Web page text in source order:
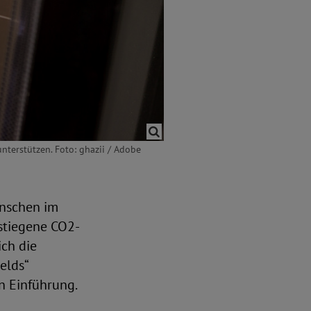
Foto: ghazii / Adobe
im
CO2-
die
Einführung.